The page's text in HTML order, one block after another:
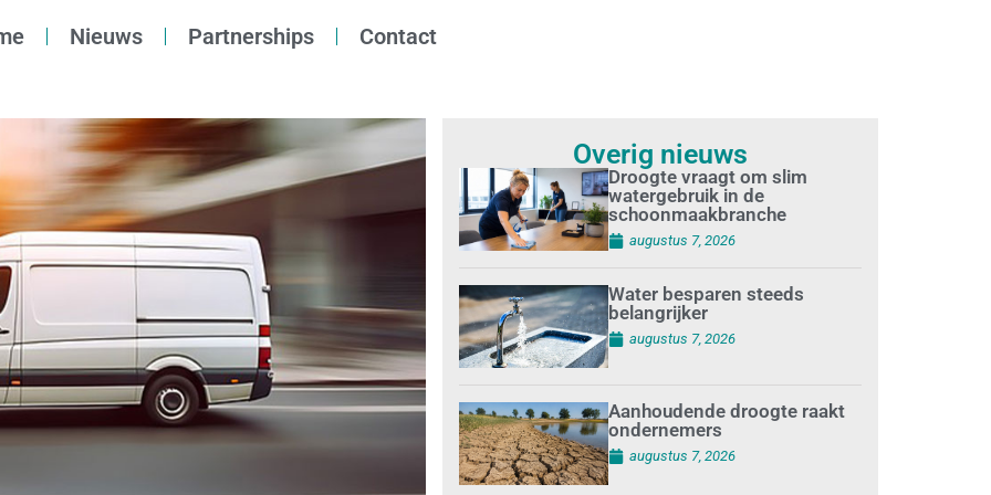
Nieuws Partnerships Contact
Overig nieuws
Droogte vraagt om slim
watergebruik in de
schoonmaakbranche
augustus 7, 2026
Water besparen steeds
belangrijker
augustus 7, 2026
Aanhoudende droogte raakt
ondernemers
augustus 7, 2026